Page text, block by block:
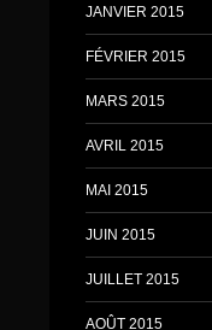
JANVIER 2015
FÉVRIER 2015
MARS 2015
AVRIL 2015
MAI 2015
JUIN 2015
JUILLET 2015
AOÛT 2015